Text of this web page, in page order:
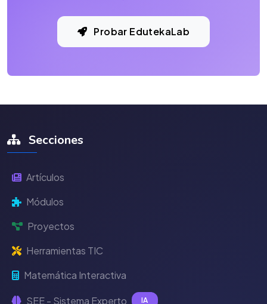
Probar EdutekaLab
Secciones
Artículos
Módulos
Proyectos
Herramientas TIC
Matemática Interactiva
SEE - Sistema Experto IA